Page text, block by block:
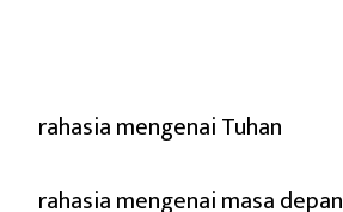
rahasia mengenai Tuhan
rahasia mengenai masa depan